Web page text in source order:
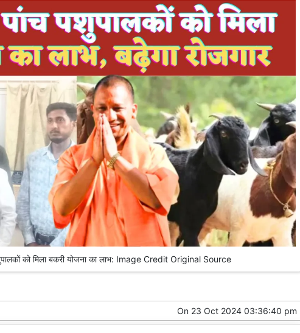
को मिला बकरी योजना का लाभ: Image Credit Original Source
On 23 Oct 2024 03:36:40 pm